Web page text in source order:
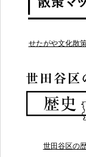
せたがや文化散
世田谷区の